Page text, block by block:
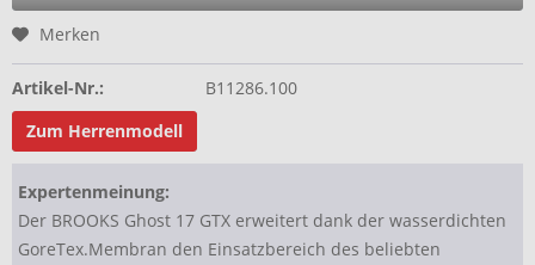
Merken
Artikel-Nr.:
B11286.100
Zum Herrenmodell
Expertenmeinung:
Der BROOKS Ghost 17 GTX erweitert dank der wasserdichten
GoreTex.Membran den Einsatzbereich des beliebten